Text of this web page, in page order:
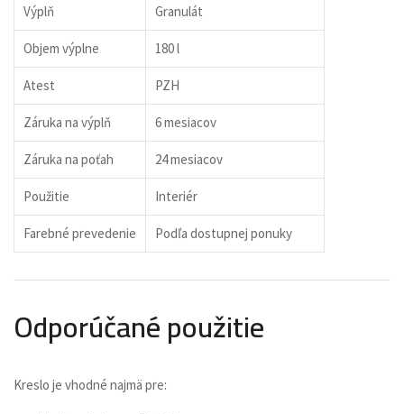
Výplň Granulát
Objem výplne 180 l
Atest PZH
Záruka na výplň 6 mesiacov
Záruka na poťah 24 mesiacov
Použitie Interiér
Farebné prevedenie Podľa dostupnej ponuky
Odporúčané použitie
Kreslo je vhodné najmä pre: